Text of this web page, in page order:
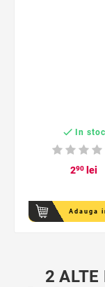
 In stoc
290lei
Adauga
2 ALTE